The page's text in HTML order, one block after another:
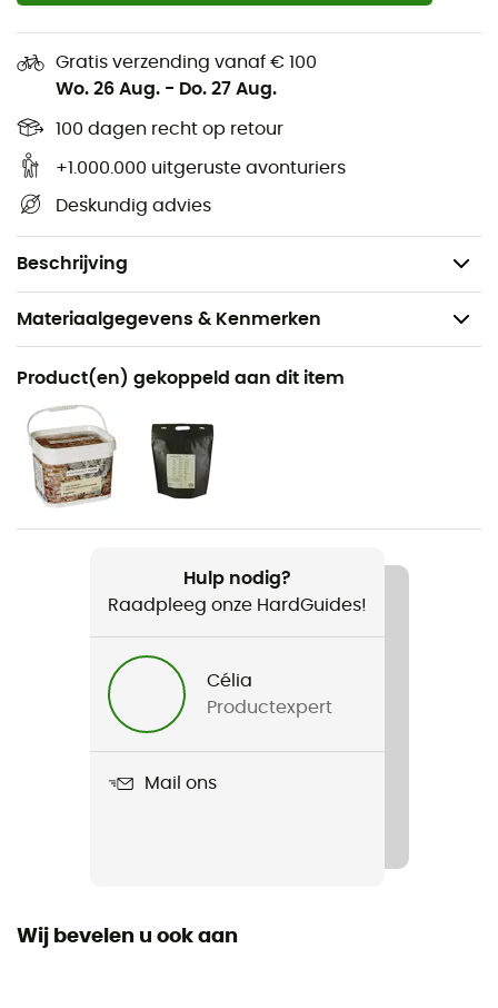
Gratis verzending vanaf € 100
Wo. 26 Aug. - Do. 27 Aug.
100 dagen recht op retour
+1.000.000 uitgeruste avonturiers
Deskundig advies
Beschrijving
comfortabel in de hand.
Eenvoudig doseren: markeringen aan de
mogelijk.
Nestbaar: nestelt met andere Titan keukengerei
(past in de Titan 900 ml ketel).
Klein volume in de tas: je kunt er het PocketRocket®
2 of PocketRocket® Deluxe fornuis in opbergen.
Materiaalgegevens & Kenmerken
Aanbevolen voor
Kamperen / Bivak
Voor
Heren / Dames
Gewicht
Titan Cup
Product(en) gekoppeld aan dit item
Hulp nodig?
Raadpleeg onze HardGuides!
Célia
Productexpert
Mail ons
Wij bevelen u ook aan